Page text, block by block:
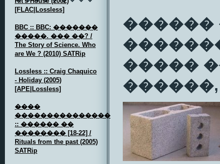
[FLAC|Lossless]
BBC :: BBC: �������
�����. ��� ��? /
The Story of Science. Who
are We ? (2010) SATRip
Lossless :: Craig Chaquico
- Holiday (2005)
[APE|Lossless]
����
���������������
:: ������ ��
�������� [18-22] /
Rituals from the past (2005)
SATRip
������
�����